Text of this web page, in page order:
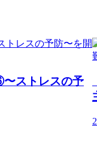
〜ストレスの予